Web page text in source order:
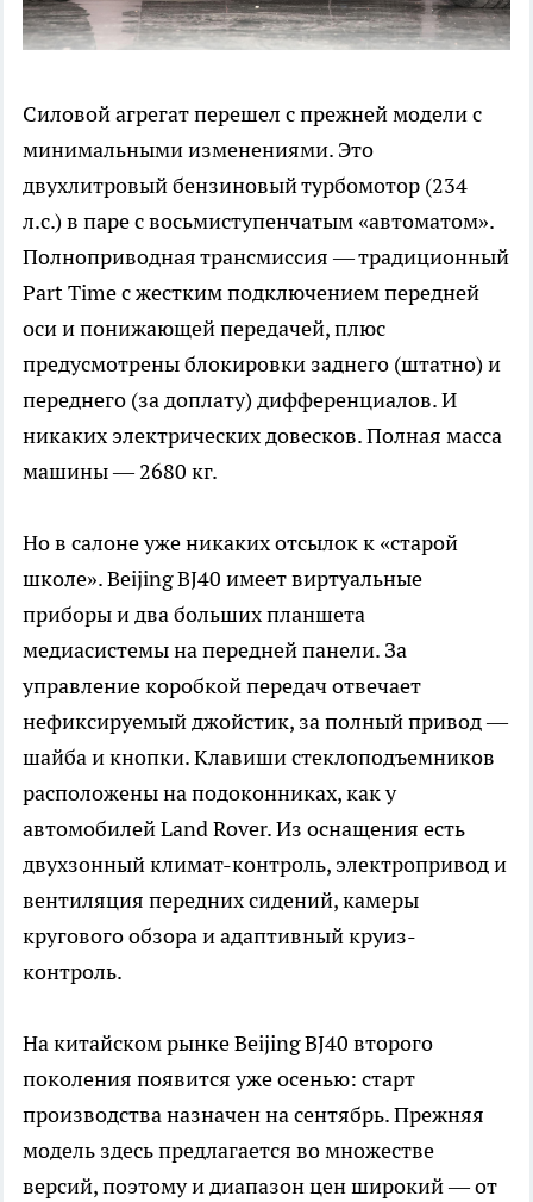
Силовой агрегат перешел с прежней модели с
минимальными изменениями. Это
двухлитровый бензиновый турбомотор (234
л.с.) в паре с восьмиступенчатым «автоматом».
Полноприводная трансмиссия — традиционный
Part Time с жестким подключением передней
оси и понижающей передачей, плюс
предусмотрены блокировки заднего (штатно) и
переднего (за доплату) дифференциалов. И
никаких электрических довесков. Полная масса
машины — 2680 кг.
Но в салоне уже никаких отсылок к «старой
школе». Beijing BJ40 имеет виртуальные
приборы и два больших планшета
медиасистемы на передней панели. За
управление коробкой передач отвечает
нефиксируемый джойстик, за полный привод —
шайба и кнопки. Клавиши стеклоподъемников
расположены на подоконниках, как у
автомобилей Land Rover. Из оснащения есть
двухзонный климат-контроль, электропривод и
вентиляция передних сидений, камеры
кругового обзора и адаптивный круиз-
контроль.
На китайском рынке Beijing BJ40 второго
поколения появится уже осенью: старт
производства назначен на сентябрь. Прежняя
модель здесь предлагается во множестве
версий, поэтому и диапазон цен широкий — от